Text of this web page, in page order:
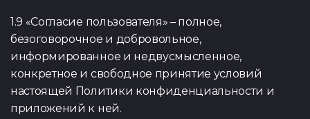
1.9 «Согласие пользователя» – полное,
безоговорочное и добровольное,
информированное и недвусмысленное,
конкретное и свободное принятие условий
настоящей Политики конфиденциальности и
приложений к ней.